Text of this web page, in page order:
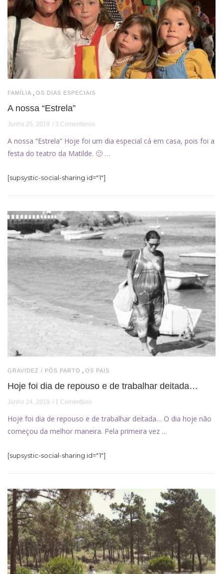
FAMÍLIA , OS DIAS ESPECIAIS
A nossa “Estrela”
Junho 25, 2019 3 Comentários
A nossa “Estrela” Hoje foi um dia especial cá em casa, pois foi a
festa do teatro da Matilde. 🙂 …
[supsystic-social-sharing id="1"]
GRAVIDEZ / PÓS PARTO OS PAIS
Hoje foi dia de repouso e de trabalhar deitada…
Junho 24, 2019 1 Comentário
Hoje foi dia de repouso e de trabalhar deitada… O dia hoje não
começou da melhor maneira. Pela primeira vez …
[supsystic-social-sharing id="1"]